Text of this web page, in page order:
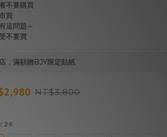
不要購買
買
這問題～
不要買
，滿額贈BJY限定貼紙
NT$3,800
: 26